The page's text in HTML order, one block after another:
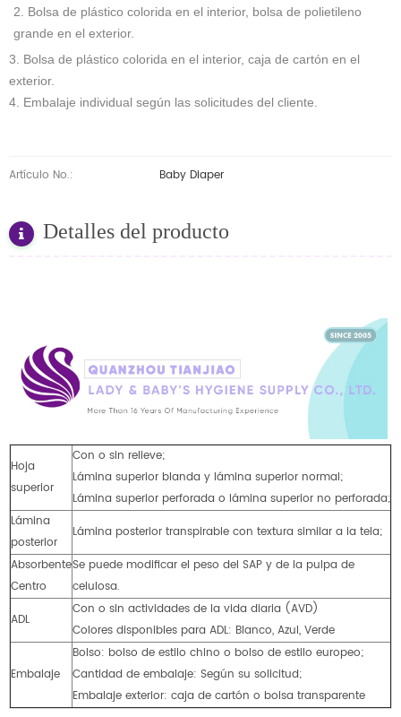
2. Bolsa de plástico colorida en el interior, bolsa de polietileno
grande en el exterior.
3. Bolsa de plástico colorida en el interior, caja de cartón en el
exterior.
4. Embalaje individual según las solicitudes del cliente.
Artículo No.: Baby Diaper
Detalles del producto
Hoja
superior
Con o sin relieve;
Lámina superior blanda y lámina superior normal;
Lámina superior perforada o lámina superior no perforada;
Lámina
posterior
Lámina posterior transpirable con textura similar a la tela;
Absorbente
Centro
Se puede modificar el peso del SAP y de la pulpa de
celulosa.
ADL
Con o sin actividades de la vida diaria (AVD)
Colores disponibles para ADL: Blanco, Azul, Verde
Embalaje
Bolso: bolso de estilo chino o bolso de estilo europeo;
Cantidad de embalaje: Según su solicitud;
Embalaje exterior: caja de cartón o bolsa transparente